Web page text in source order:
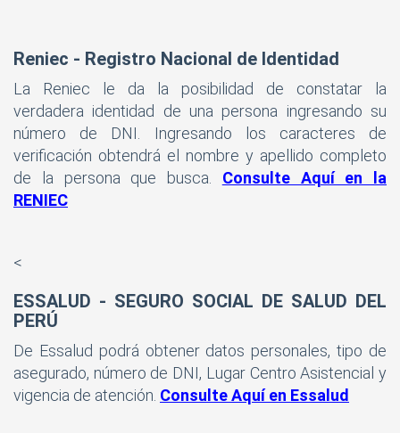
Reniec - Registro Nacional de Identidad
La Reniec le da la posibilidad de constatar la
verdadera identidad de una persona ingresando su
número de DNI. Ingresando los caracteres de
verificación obtendrá el nombre y apellido completo
de la persona que busca. Consulte Aquí en la
RENIEC
<
ESSALUD - SEGURO SOCIAL DE SALUD DEL
PERÚ
De Essalud podrá obtener datos personales, tipo de
asegurado, número de DNI, Lugar Centro Asistencial y
vigencia de atención. Consulte Aquí en Essalud